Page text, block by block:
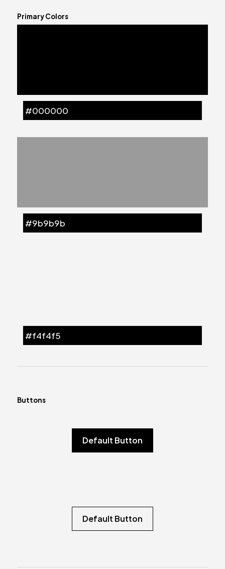
Primary Colors
#000000
#9b9b9b
#f4f4f5
Buttons
Default Button
Default Button